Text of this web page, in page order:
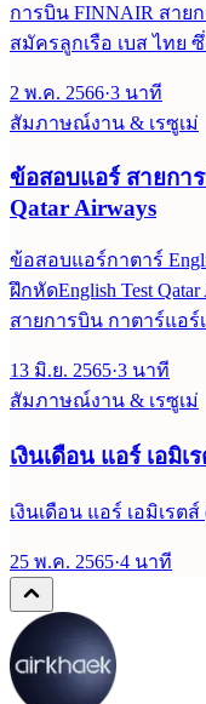
การบิน FINNAIR สา
สมัครลูกเรือ เบส ไทย
2 พ.ค. 2566·3 นาที
สัมภาษณ์งาน & เรซูเม่
ข้อสอบแอร์ สายกา
Qatar Airways
ข้อสอบแอร์กาตาร์
ฝึกหัดEnglish Test
สายการบิน กาตาร์แอร์
13 มิ.ย. 2565·3 นาที
สัมภาษณ์งาน & เรซูเม่
เงินเดือน แอร์ เอมิ
เงินเดือน แอร์ เอมิเรตส์
25 พ.ค. 2565·4 นาที